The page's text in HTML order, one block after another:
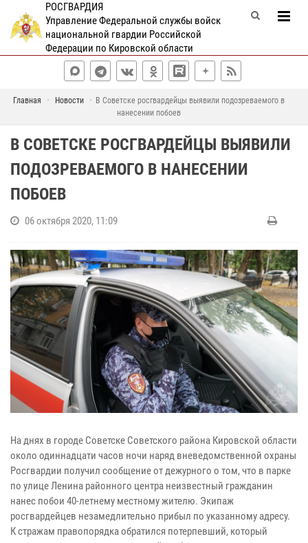
РОСГВАРДИЯ
Управление Федеральной службы войск
национальной гвардии Российской
Федерации по Кировской области
Главная Новости
В Советске росгвардейцы выявили подозреваемого в
нанесении побоев
В СОВЕТСКЕ РОСГВАРДЕЙЦЫ ВЫЯВИЛИ
ПОДОЗРЕВАЕМОГО В НАНЕСЕНИИ
ПОБОЕВ
06 октября 2020, 11:09
На днях в городе Советске Советского района Кировской области
около одиннадцати часов ночи наряд вневедомственной охраны
Росгвардии получил сообщение от дежурного о том, что в парке
по улице Ленина районного центра неизвестный гражданин
нанес побои 40-летнему местному жителю. Экипаж
росгвардейцев незамедлительно прибыл по указанному адресу.
К стражам правопорядка обратился потерпевший, который